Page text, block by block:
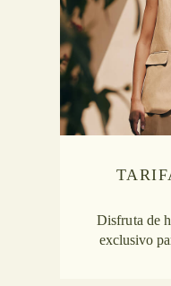
Disfruta de
exclusivo